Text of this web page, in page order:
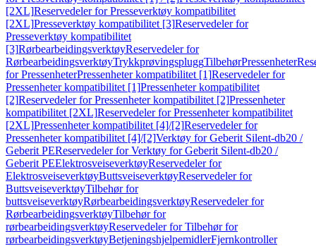
[2XL]Reservedeler for Presseverktøy kompatibilitet
[2XL]Presseverktøy kompatibilitet [3]Reservedeler for
Presseverktøy kompatibilitet
[3]RørbearbeidingsverktøyReservedeler for
RørbearbeidingsverktøyTrykkprøvingspluggTilbehørPressenheter
for PressenheterPressenheter kompatibilitet [1]Reservedeler for
Pressenheter kompatibilitet [1]Pressenheter kompatibilitet
[2]Reservedeler for Pressenheter kompatibilitet [2]Pressenheter
kompatibilitet [2XL]Reservedeler for Pressenheter kompatibilitet
[2XL]Pressenheter kompatibilitet [4]/[2]Reservedeler for
Pressenheter kompatibilitet [4]/[2]Verktøy for Geberit Silent-db20 /
Geberit PEReservedeler for Verktøy for Geberit Silent-db20 /
Geberit PEElektrosveiseverktøyReservedeler for
ElektrosveiseverktøyButtsveiseverktøyReservedeler for
ButtsveiseverktøyTilbehør for
buttsveiseverktøyRørbearbeidingsverktøyReservedeler for
RørbearbeidingsverktøyTilbehør for
rørbearbeidingsverktøyReservedeler for Tilbehør for
rørbearbeidingsverktøyBetjeningshjelpemidlerFjernkontroller